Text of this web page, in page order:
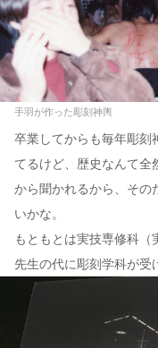
手羽が作った彫刻神輿
卒業してからも毎年彫刻
てるけど、歴史なんて全
から聞かれるから、その
いかな。
もともとは実技専修科（
先生の代に彫刻学科が受